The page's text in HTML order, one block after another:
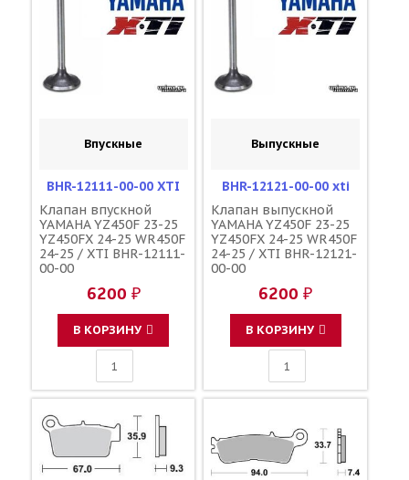
Впускные
BHR-12111-00-00 XTI
Клапан впускной
YAMAHA YZ450F 23-25
YZ450FX 24-25 WR450F
24-25 / XTI BHR-12111-
00-00
6200 ₽
В КОРЗИНУ
Выпускные
BHR-12121-00-00 xti
Клапан выпускной
YAMAHA YZ450F 23-25
YZ450FX 24-25 WR450F
24-25 / XTI BHR-12121-
00-00
6200 ₽
В КОРЗИНУ